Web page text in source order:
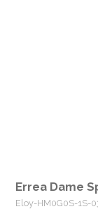
Errea Dame
Eloy-HM0G0S-1S-